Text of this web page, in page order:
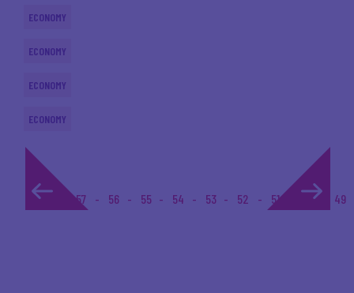
ECONOMY
ECONOMY
ECONOMY
ECONOMY
1... 57 56 55 54 53 52 51 50 49